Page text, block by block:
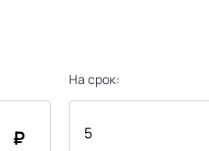
₽
На срок: